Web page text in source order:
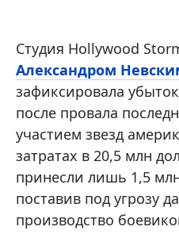
Студия Hollywood
Александром
зафиксировала
после провала
участием звезд
затратах в 20,5 млн
принесли лишь 1,5
поставив под угрозу
производство